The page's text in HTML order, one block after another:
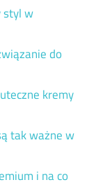
styl w
do
kremy
tak ważne w
i na co